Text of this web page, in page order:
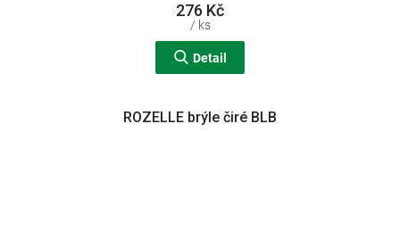
276 Kč
/ ks
Detail
ROZELLE brýle čiré BLB